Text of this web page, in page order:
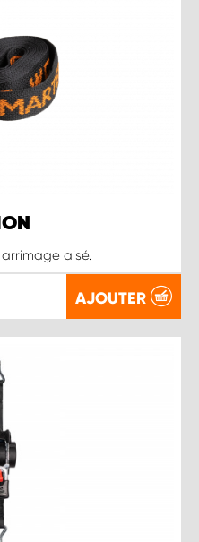
aisé.
AJOUTER